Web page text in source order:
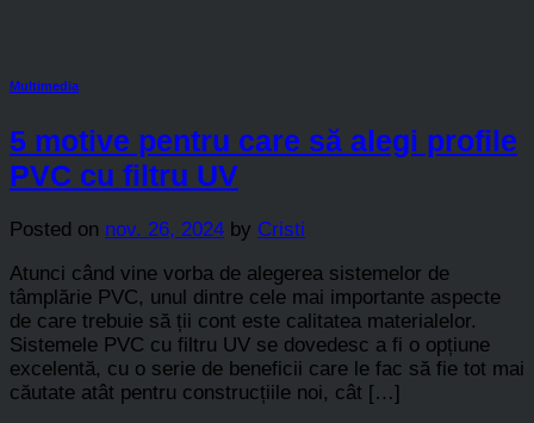
Multimedia
5 motive pentru care să alegi profile
PVC cu filtru UV
Posted on nov. 26, 2024 by Cristi
Atunci când vine vorba de alegerea sistemelor de
tâmplărie PVC, unul dintre cele mai importante aspecte
de care trebuie să ții cont este calitatea materialelor.
Sistemele PVC cu filtru UV se dovedesc a fi o opțiune
excelentă, cu o serie de beneficii care le fac să fie tot mai
căutate atât pentru construcțiile noi, cât […]